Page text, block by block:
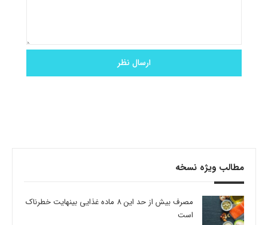
مطالب ویژه نسخه
مصرف بیش از حد این 8 ماده غذایی بینهایت خطرناک
است